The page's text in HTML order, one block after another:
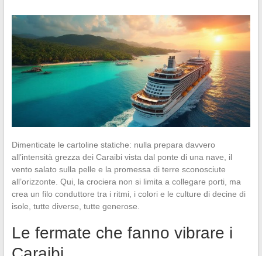
Dimenticate le cartoline statiche: nulla prepara davvero
all’intensità grezza dei Caraibi vista dal ponte di una nave, il
vento salato sulla pelle e la promessa di terre sconosciute
all’orizzonte. Qui, la crociera non si limita a collegare porti, ma
crea un filo conduttore tra i ritmi, i colori e le culture di decine di
isole, tutte diverse, tutte generose.
Le fermate che fanno vibrare i